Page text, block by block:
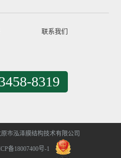
联系我们
8319
市泓泽膜结构技术有限公司
备18007400号-1